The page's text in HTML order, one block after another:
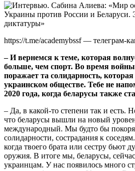
https://t.me/academybssf — телеграм-
– И вернемся к теме, которая
больше, чем спорт. Во время
поражает та солидарность,
украинском обществе. Тебе не
2020 года, когда беларусы также
– Да, в какой-то степени так и есть.
что беларусы вышли на новый
международный. Мы будто бы
солидарности, сострадания к
когда твоего брата или сестру бьют
оружия. В итоге мы, беларусы,
украинцам. У нас появилось много